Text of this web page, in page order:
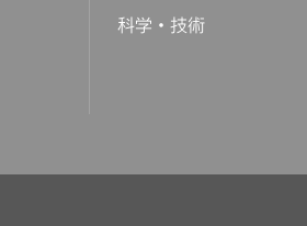
科学・技術